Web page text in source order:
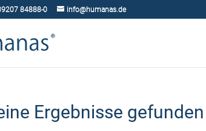
84888-0 info@humanas.de
Ergebnisse gefunden